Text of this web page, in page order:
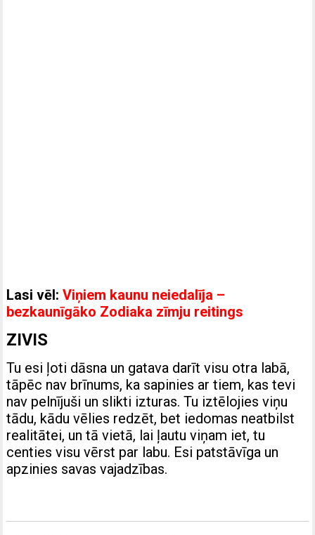
Lasi vēl:Viņiem kaunu neiedalīja –
bezkaunīgāko Zodiaka zīmju reitings
ZIVIS
Tu esi ļoti dāsna un gatava darīt visu otra labā,
tāpēc nav brīnums, ka sapinies ar tiem, kas tevi
nav pelnījuši un slikti izturas. Tu iztēlojies viņu
tādu, kādu vēlies redzēt, bet iedomas neatbilst
realitātei, un tā vietā, lai ļautu viņam iet, tu
centies visu vērst par labu. Esi patstāvīga un
apzinies savas vajadzības.